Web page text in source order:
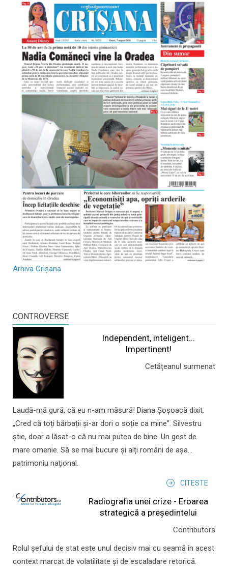
Arhiva Crișana
CONTROVERSE
Independent, inteligent...
Impertinent!
Cetățeanul surmenat
Laudă-mă gură, că eu n-am măsură! Diana Șoșoacă dixit:
„Cred că toți bărbații și-ar dori o soție ca mine”. Silvestru
știe, doar a lăsat-o că nu mai putea de bine. Un gest de
mare omenie. Să se mai bucure și alți români de așa...
patrimoniu național.
CITESTE
Radiografia unei crize - Eroarea
strategică a președintelui
Contributors
Rolul şefului de stat este unul decisiv mai cu seamă în acest
context marcat de volatilitate şi de escaladare retorică.